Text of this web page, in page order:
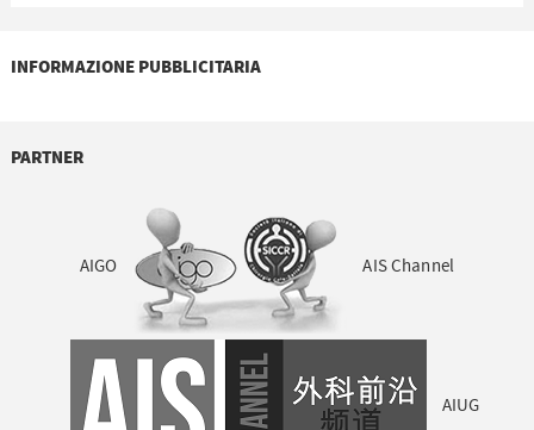
INFORMAZIONE PUBBLICITARIA
PARTNER
AIGO AIS Channel
AIUG